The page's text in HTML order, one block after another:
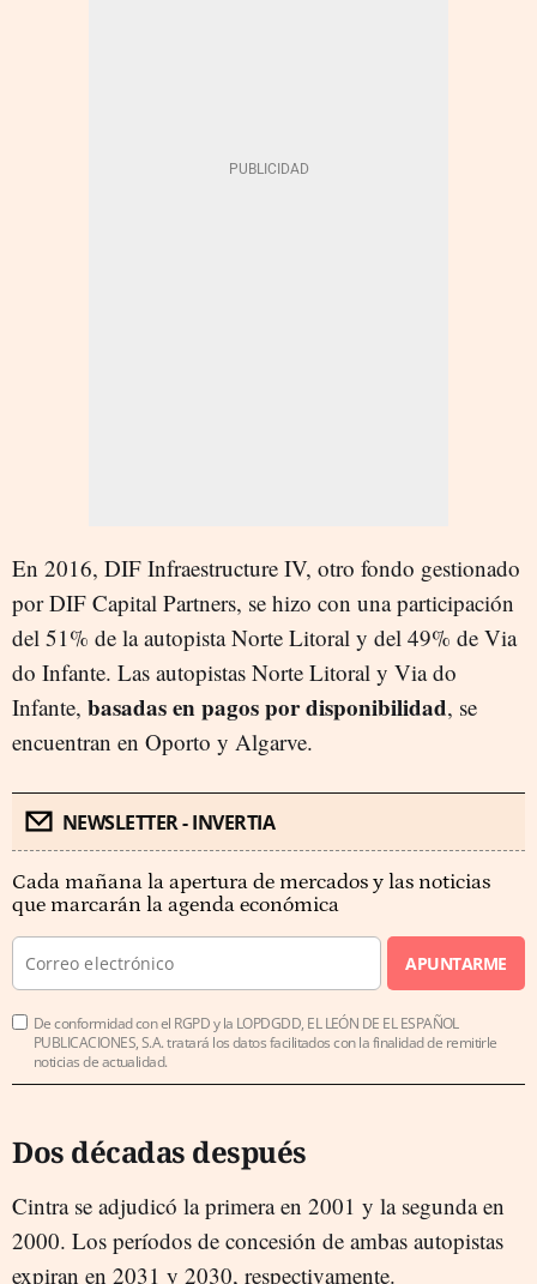
En 2016, DIF Infraestructure IV, otro fondo gestionado
por DIF Capital Partners, se hizo con una participación
del 51% de la autopista Norte Litoral y del 49% de Via
do Infante. Las autopistas Norte Litoral y Via do
Infante, basadas en pagos por disponibilidad, se
encuentran en Oporto y Algarve.
NEWSLETTER - INVERTIA
Cada mañana la apertura de mercados y las noticias
que marcarán la agenda económica
APUNTARME
De conformidad con el RGPD y la LOPDGDD, EL LEÓN DE EL ESPAÑOL
PUBLICACIONES, S.A. tratará los datos facilitados con la finalidad de remitirle
noticias de actualidad.
Dos décadas después
Cintra se adjudicó la primera en 2001 y la segunda en
2000. Los períodos de concesión de ambas autopistas
expiran en 2031 y 2030, respectivamente.